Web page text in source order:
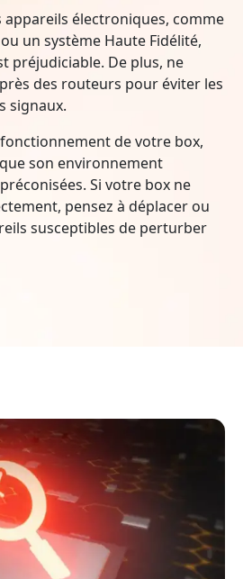
électroniques, comme
un système Haute Fidélité,
préjudiciable. De plus, ne
des routeurs pour éviter les
signaux.
de votre box,
son environnement
Si votre box ne
pensez à déplacer ou
susceptibles de perturber